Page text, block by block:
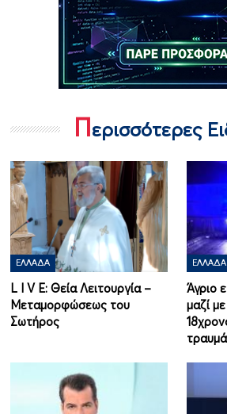
Περισσότερες
ΕΛΛΆΔΑ
L I V E: Θεία Λειτουργία –
Μεταμορφώσεως του
Σωτήρος
ΕΛΛΆΔΑ
Άγριο
μαζί